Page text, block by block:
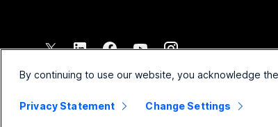
2026 Cisco ja/tai sen tytäryhtiöt. Kaikki oikeudet
By continuing to use our website, you acknowledge
Privacy Statement Change Settings